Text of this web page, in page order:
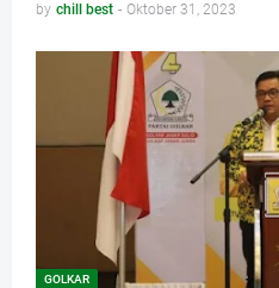
by chill best - Oktober 31, 2023
GOLKAR